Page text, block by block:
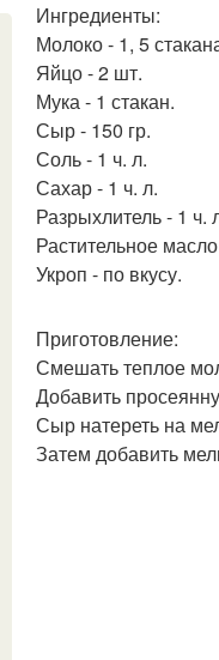
Ингредиенты:
Молоко - 1, 5
Яйцо - 2 шт.
Мука - 1 стакан.
Сыр - 150 гр.
Соль - 1 ч. л.
Сахар - 1 ч. л.
Разрыхлитель - 1 ч.
Растительное
Укроп - по вкусу.
Приготовление:
Смешать теплое
Добавить
Сыр натереть на
Затем добавить